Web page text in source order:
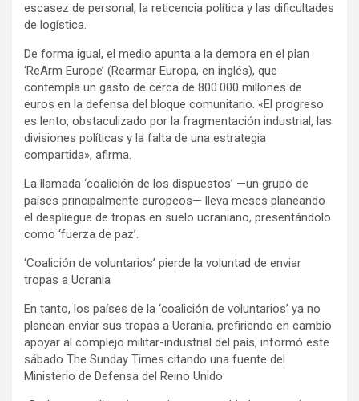
escasez de personal, la reticencia política y las dificultades
de logística.
De forma igual, el medio apunta a la demora en el plan
‘ReArm Europe’ (Rearmar Europa, en inglés), que
contempla un gasto de cerca de 800.000 millones de
euros en la defensa del bloque comunitario. «El progreso
es lento, obstaculizado por la fragmentación industrial, las
divisiones políticas y la falta de una estrategia
compartida», afirma.
La llamada ‘coalición de los dispuestos’ —un grupo de
países principalmente europeos— lleva meses planeando
el despliegue de tropas en suelo ucraniano, presentándolo
como ‘fuerza de paz’.
‘Coalición de voluntarios’ pierde la voluntad de enviar
tropas a Ucrania
En tanto, los países de la ‘coalición de voluntarios’ ya no
planean enviar sus tropas a Ucrania, prefiriendo en cambio
apoyar al complejo militar-industrial del país, informó este
sábado The Sunday Times citando una fuente del
Ministerio de Defensa del Reino Unido.